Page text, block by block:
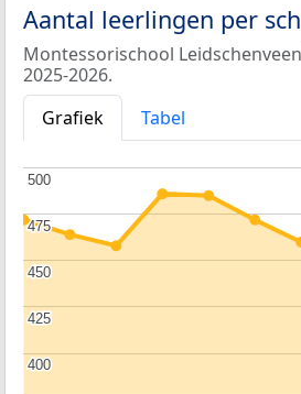
Aantal leerlingen per
Montessorischool
2025-2026.
Grafiek
Tabel
400
400
425
425
450
450
475
475
500
500